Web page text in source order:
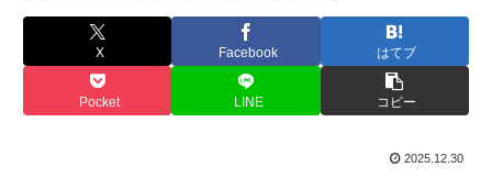
X Facebook はてブ
Pocket LINE コピー
2025.12.30